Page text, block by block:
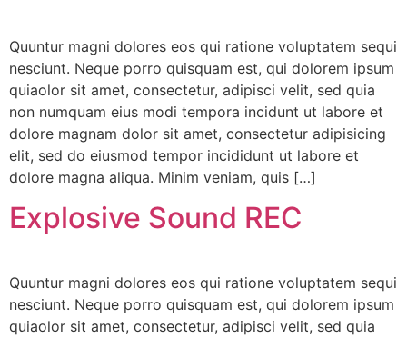
Quuntur magni dolores eos qui ratione voluptatem sequi
nesciunt. Neque porro quisquam est, qui dolorem ipsum
quiaolor sit amet, consectetur, adipisci velit, sed quia
non numquam eius modi tempora incidunt ut labore et
dolore magnam dolor sit amet, consectetur adipisicing
elit, sed do eiusmod tempor incididunt ut labore et
dolore magna aliqua. Minim veniam, quis […]
Explosive Sound REC
Quuntur magni dolores eos qui ratione voluptatem sequi
nesciunt. Neque porro quisquam est, qui dolorem ipsum
quiaolor sit amet, consectetur, adipisci velit, sed quia